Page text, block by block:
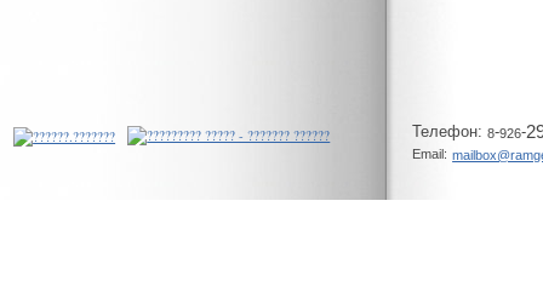
Телeфон: 8-926-
Email: